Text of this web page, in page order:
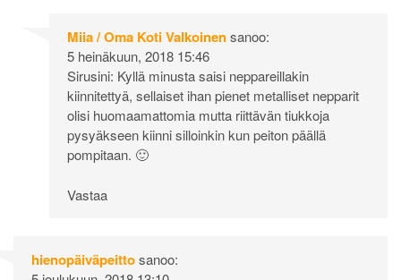
Miia / Oma Koti Valkoinensanoo:
5 heinäkuun, 2018 15:46
Sirusini: Kyllä minusta saisi neppareillakin
kiinnitettyä, sellaiset ihan pienet metalliset nepparit
olisi huomaamattomia mutta riittävän tiukkoja
pysyäkseen kiinni silloinkin kun peiton päällä
pompitaan. 🙂
Vastaa
hienopäiväpeittosanoo: